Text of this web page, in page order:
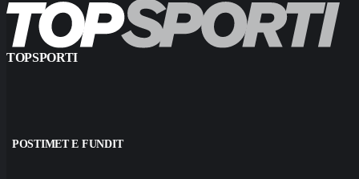
TOPSPORTI
POSTIMET E FUNDIT